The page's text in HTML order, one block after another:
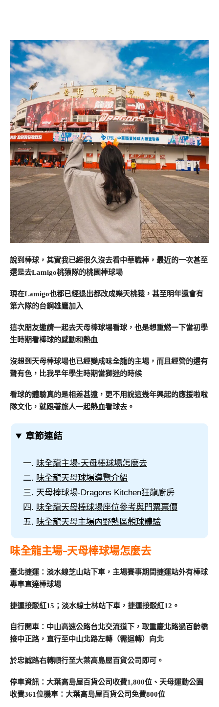
說到棒球，其實我已經很久沒去看中華職棒，最近的一次甚至
還是去Lamigo桃猿隊的桃園棒球場
現在Lamigo也都已經退出都改成樂天桃猿，甚至明年還會有
第六隊的台鋼雄鷹加入
這次朋友邀請一起去天母棒球場看球，也是想重燃一下當初學
生時期看棒球的感動和熱血
沒想到天母棒球場也已經變成味全龍的主場，而且經營的還有
聲有色，比我早年學生時期當獅迷的時候
看球的體驗真的是相差甚遠，更不用說這幾年興起的應援啦啦
隊文化，就跟著旅人一起熱血看球去。
章節連結
味全龍主場-天母棒球場怎麼去
味全龍天母球場導覽介紹
天母棒球場-Dragons Kitchen狂龍廚房
味全龍天母棒球場座位參考與門票票價
味全龍天母主場內野熱區觀球體驗
味全龍主場-天母棒球場怎麼去
臺北捷運：淡水線芝山站下車，主場賽事期間捷運站外有棒球
專車直達棒球場
捷運接駁紅15；淡水線士林站下車，捷運接駁紅12。
自行開車：中山高速公路台北交流道下，取重慶北路過百齡橋
接中正路，直行至中山北路左轉（需迴轉）向北
於忠誠路右轉順行至大葉高島屋百貨公司即可。
停車資訊：大葉高島屋百貨公司收費1,800位、天母運動公園
收費361位機車：大葉高島屋百貨公司免費800位